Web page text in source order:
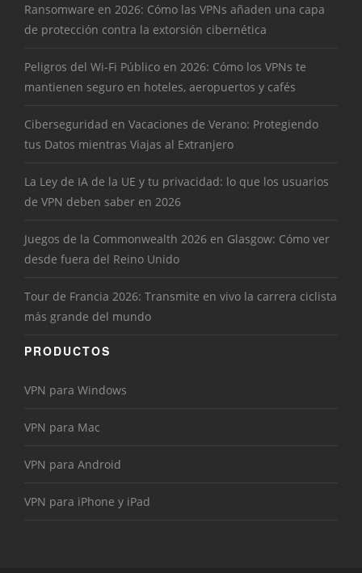
Ransomware en 2026: Cómo las VPNs añaden una capa
de protección contra la extorsión cibernética
Peligros del Wi-Fi Público en 2026: Cómo los VPNs te
mantienen seguro en hoteles, aeropuertos y cafés
Ciberseguridad en Vacaciones de Verano: Protegiendo
tus Datos mientras Viajas al Extranjero
La Ley de IA de la UE y tu privacidad: lo que los usuarios
de VPN deben saber en 2026
Juegos de la Commonwealth 2026 en Glasgow: Cómo ver
desde fuera del Reino Unido
Tour de Francia 2026: Transmite en vivo la carrera ciclista
más grande del mundo
PRODUCTOS
VPN para Windows
VPN para Mac
VPN para Android
VPN para iPhone y iPad